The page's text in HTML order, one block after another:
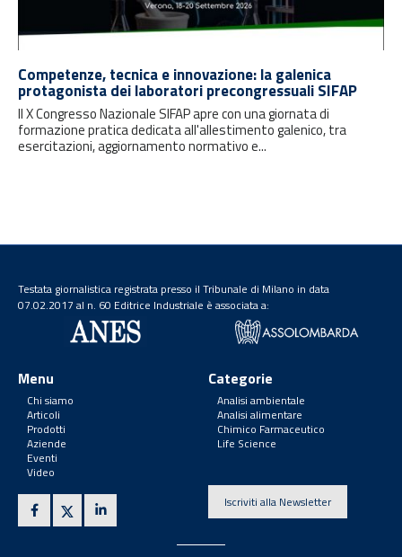
Competenze, tecnica e innovazione: la galenica
protagonista dei laboratori precongressuali SIFAP
Il X Congresso Nazionale SIFAP apre con una giornata di
formazione pratica dedicata all'allestimento galenico, tra
esercitazioni, aggiornamento normativo e...
Testata giornalistica registrata presso il Tribunale di Milano in data
07.02.2017 al n. 60 Editrice Industriale è associata a:
Menu
Chi siamo
Articoli
Prodotti
Aziende
Eventi
Video
Categorie
Analisi ambientale
Analisi alimentare
Chimico Farmaceutico
Life Science
Iscriviti alla Newsletter